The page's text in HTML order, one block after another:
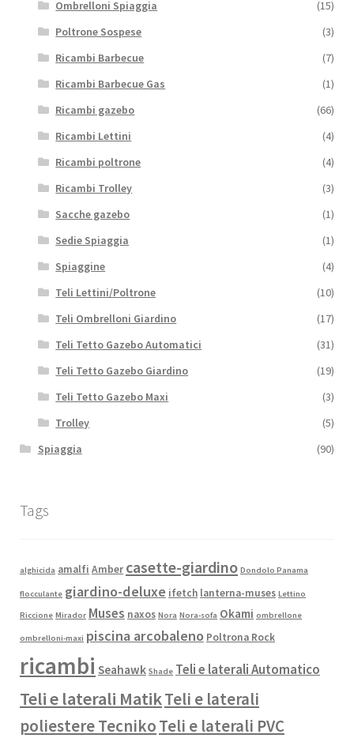
Ombrelloni Spiaggia
(15)
Poltrone Sospese
(3)
Ricambi Barbecue
(7)
Ricambi Barbecue Gas
(1)
Ricambi gazebo
(66)
Ricambi Lettini
(4)
Ricambi poltrone
(4)
Ricambi Trolley
(3)
Sacche gazebo
(1)
Sedie Spiaggia
(1)
Spiaggine
(4)
Teli Lettini/Poltrone
(10)
Teli Ombrelloni Giardino
(17)
Teli Tetto Gazebo Automatici
(31)
Teli Tetto Gazebo Giardino
(19)
Teli Tetto Gazebo Maxi
(3)
Trolley
(5)
Spiaggia
(90)
Tags
alghicida amalfi Amber casette-giardino Dondolo Panama
flocculante giardino-deluxe ifetch lanterna-muses Lettino
Riccione Mirador Muses naxos Nora Nora-sofa Okami ombrellone
ombrelloni-maxi piscina arcobaleno Poltrona Rock
ricambi Seahawk Shade Teli e laterali Automatico
Teli e laterali MatikTeli e laterali
poliestere TecnikoTeli e laterali PVC